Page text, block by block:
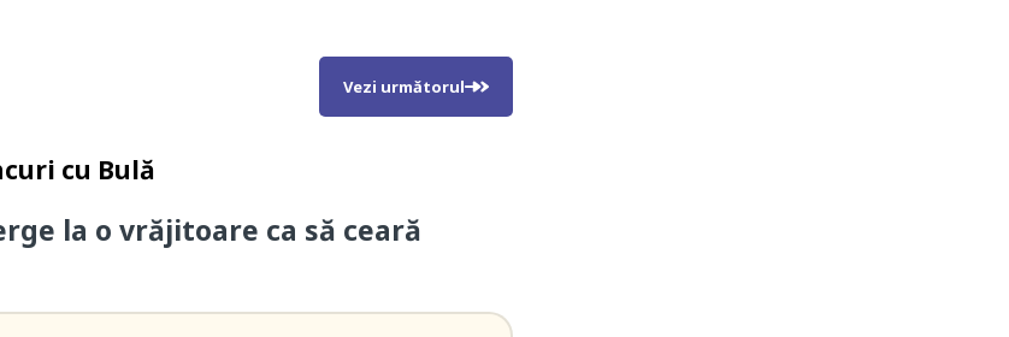
Vezi următorul
cu Bulă
la o vrăjitoare ca să ceară